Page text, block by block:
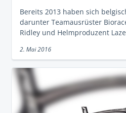
Bereits 2013 haben sich
darunter Teamausrüster
Ridley und Helmproduzent
2. Mai 2016